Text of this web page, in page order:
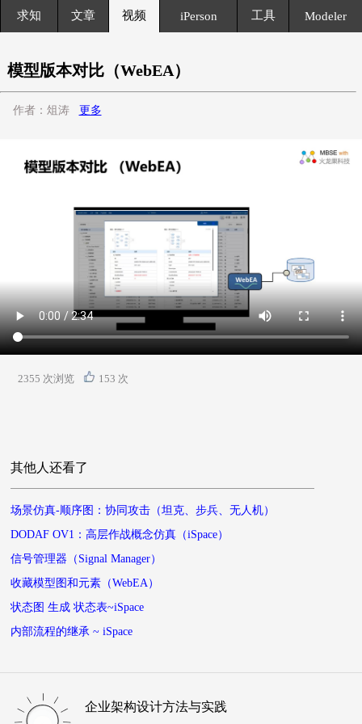
求知 文章 视频 iPerson 工具 Modeler
模型版本对比（WebEA）
作者：俎涛 更多
2355 次浏览 153 次
其他人还看了
场景仿真-顺序图：协同攻击（坦克、步兵、无人机）
DODAF OV1：高层作战概念仿真（iSpace）
信号管理器（Signal Manager）
收藏模型图和元素（WebEA）
状态图 生成 状态表~iSpace
内部流程的继承 ~ iSpace